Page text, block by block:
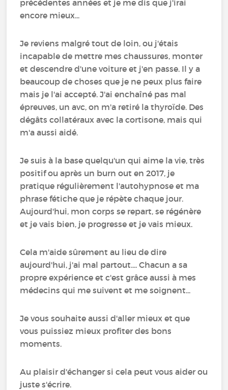
précédentes années et je me dis que j'irai
encore mieux...
Je reviens malgré tout de loin, ou j'étais
incapable de mettre mes chaussures, monter
et descendre d'une voiture et j'en passe. Il y a
beaucoup de choses que je ne peux plus faire
mais je l'ai accepté. J'ai enchaîné pas mal
épreuves, un avc, on m'a retiré la thyroïde. Des
dégâts collatéraux avec la cortisone, mais qui
m'a aussi aidé.
Je suis à la base quelqu'un qui aime la vie, très
positif ou après un burn out en 2017, je
pratique régulièrement l'autohypnose et ma
phrase fétiche que je répète chaque jour.
Aujourd'hui, mon corps se repart, se régénère
et je vais bien, je progresse et je vais mieux.
Cela m'aide sûrement au lieu de dire
aujourd'hui, j'ai mal partout.... Chacun a sa
propre expérience et c'est grâce aussi à mes
médecins qui me suivent et me soignent...
Je vous souhaite aussi d'aller mieux et que
vous puissiez mieux profiter des bons
moments.
Au plaisir d'échanger si cela peut vous aider ou
juste s'écrire.